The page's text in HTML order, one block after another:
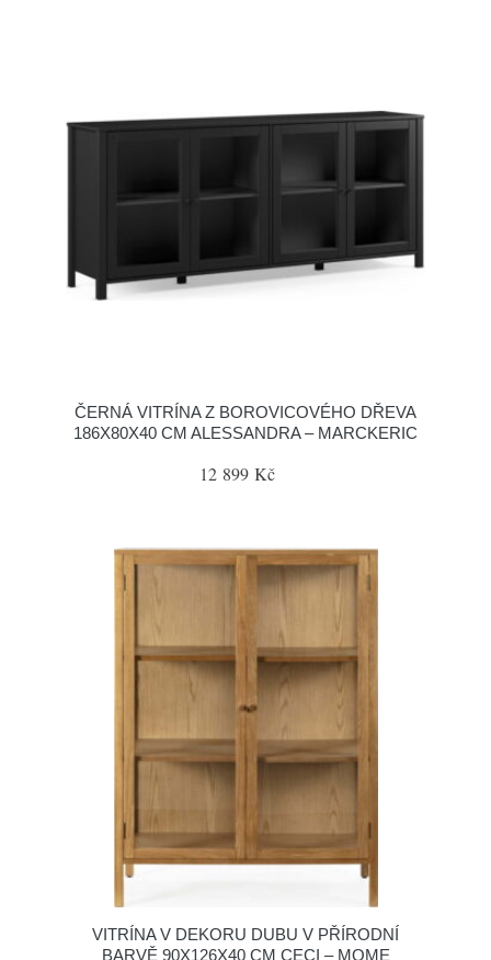
ČERNÁ VITRÍNA Z BOROVICOVÉHO DŘEVA
186X80X40 CM ALESSANDRA – MARCKERIC
12 899 Kč
VITRÍNA V DEKORU DUBU V PŘÍRODNÍ
BARVĚ 90X126X40 CM CECI – MOME